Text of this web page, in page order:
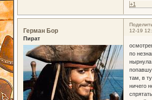
+1
12-19
Герман Бор
Пират
по
там, в
ничего